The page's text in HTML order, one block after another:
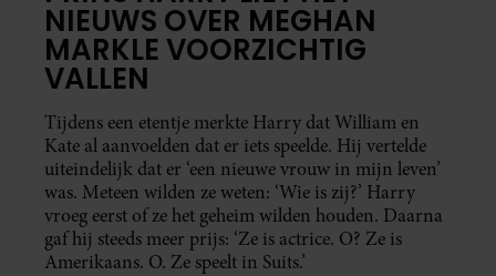
NIEUWS OVER MEGHAN
MARKLE VOORZICHTIG
VALLEN
Tijdens een etentje merkte Harry dat William en
Kate al aanvoelden dat er iets speelde. Hij vertelde
uiteindelijk dat er ‘een nieuwe vrouw in mijn leven’
was. Meteen wilden ze weten: ‘Wie is zij?’ Harry
vroeg eerst of ze het geheim wilden houden. Daarna
gaf hij steeds meer prijs: ‘Ze is actrice. O? Ze is
Amerikaans. O. Ze speelt in Suits.’